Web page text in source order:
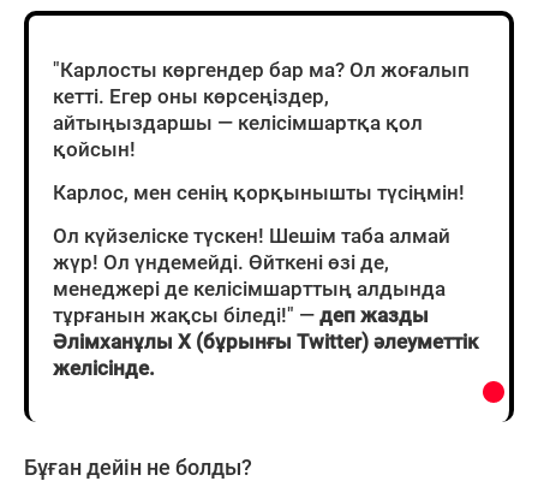
"Карлосты көргендер бар ма? Ол жоғалып
кетті. Егер оны көрсеңіздер,
айтыңыздаршы — келісімшартқа қол
қойсын!
Карлос, мен сенің қорқынышты түсіңмін!
Ол күйзеліске түскен! Шешім таба алмай
жүр! Ол үндемейді. Өйткені өзі де,
менеджері де келісімшарттың алдында
тұрғанын жақсы біледі!" — деп жазды
Әлімханұлы X (бұрынғы Twitter) әлеуметтік
желісінде.
Бұған дейін не болды?